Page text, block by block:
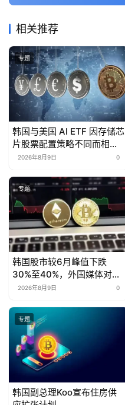
相关推荐
专题
韩国与美国 AI ETF 因存储芯
片股票配置策略不同而相差
13%
2026年8月9日 0
专题
韩国股市较6月峰值下跌
30%至40%，外国媒体对此
表示担忧
2026年8月9日 0
专题
韩国副总理Koo宣布住房供